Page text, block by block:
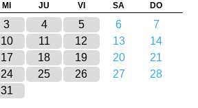
MI JU VI SA DO
3 4 5 6
7
10 11 12 13
14
17 18 19 20
21
24 25 26 27
28
31